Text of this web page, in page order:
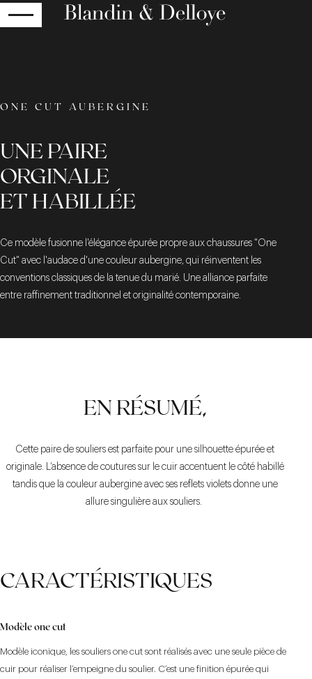
ONE CUT AUBERGINE
UNE PAIRE
ORGINALE
ET HABILLÉE
Ce modèle fusionne l'élégance épurée propre aux chaussures "One
Cut" avec l'audace d'une couleur aubergine, qui réinventent les
conventions classiques de la tenue du marié. Une alliance parfaite
entre raffinement traditionnel et originalité contemporaine.
EN RÉSUMÉ,
Cette paire de souliers est parfaite pour une silhouette épurée et
originale. L’absence de coutures sur le cuir accentuent le côté habillé
tandis que la couleur aubergine avec ses reflets violets donne une
allure singulière aux souliers.
CARACTÉRISTIQUES
Modèle one cut
Modèle iconique, les souliers one cut sont réalisés avec une seule pièce de
cuir pour réaliser l’empeigne du soulier. C’est une finition épurée qui